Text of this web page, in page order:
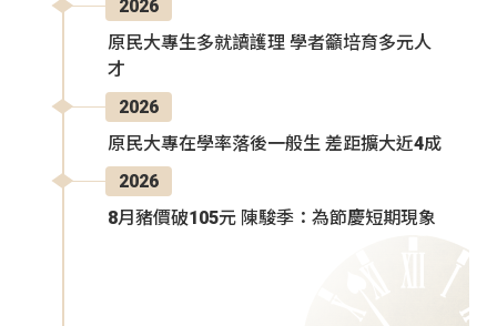
2026
原民大專生多就讀護理 學者籲培育多元人
才
2026
原民大專在學率落後一般生 差距擴大近4成
2026
8月豬價破105元 陳駿季：為節慶短期現象